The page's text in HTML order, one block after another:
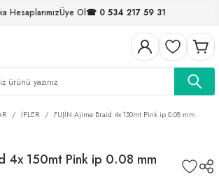
HesaplarımızÜye Ol☎ 0 534 217 59 31
Geri Dön
Geri Dön
Geri Dön
Geri Dön
Geri Dön
Geri Dön
Geri Dön
Geri Dön
İPLER FUJİN Ajime Braid 4x 150mt Pink ip 0.08 mm
4x 150mt Pink ip 0.08 mm